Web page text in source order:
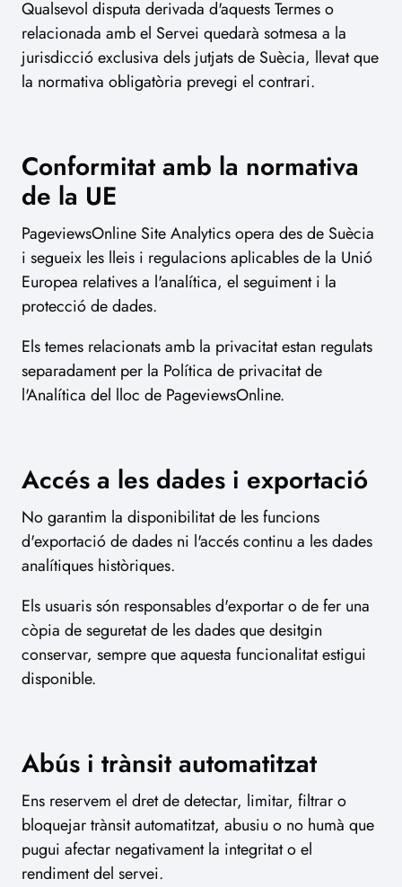
Qualsevol disputa derivada d'aquests Termes o
relacionada amb el Servei quedarà sotmesa a la
jurisdicció exclusiva dels jutjats de Suècia, llevat que
la normativa obligatòria prevegi el contrari.
Conformitat amb la normativa
de la UE
PageviewsOnline Site Analytics opera des de Suècia
i segueix les lleis i regulacions aplicables de la Unió
Europea relatives a l'analítica, el seguiment i la
protecció de dades.
Els temes relacionats amb la privacitat estan regulats
separadament per la Política de privacitat de
l'Analítica del lloc de PageviewsOnline.
Accés a les dades i exportació
No garantim la disponibilitat de les funcions
d'exportació de dades ni l'accés continu a les dades
analítiques històriques.
Els usuaris són responsables d'exportar o de fer una
còpia de seguretat de les dades que desitgin
conservar, sempre que aquesta funcionalitat estigui
disponible.
Abús i trànsit automatitzat
Ens reservem el dret de detectar, limitar, filtrar o
bloquejar trànsit automatitzat, abusiu o no humà que
pugui afectar negativament la integritat o el
rendiment del servei.